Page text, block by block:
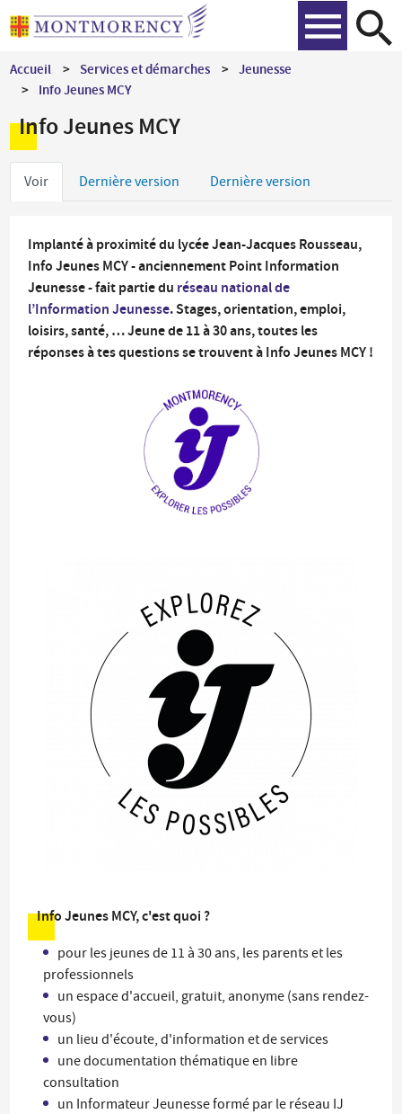
Aller
au
principal
Accueil Services et démarches
Jeunesse
Info Jeunes MCY
Info Jeunes MCY
Onglets
Voir Dernière version Dernière version
Implanté à proximité du lycée Jean-Jacques Rousseau,
Info Jeunes MCY - anciennement Point Information
Jeunesse - fait partie du réseau national de
l’Information Jeunesse. Stages, orientation, emploi,
loisirs, santé, … Jeune de 11 à 30 ans, toutes les
réponses à tes questions se trouvent à Info Jeunes MCY !
Info Jeunes MCY, c'est quoi ?
pour les jeunes de 11 à 30 ans, les parents et les
professionnels
un espace d'accueil, gratuit, anonyme (sans rendez-
vous)
un lieu d'écoute, d'information et de services
une documentation thématique en libre
consultation
un Informateur Jeunesse formé par le réseau IJ